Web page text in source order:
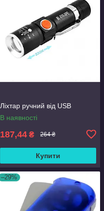
Ліхтар ручний від USB
В наявності
187,44 ₴ 264 ₴
Купити
–29%